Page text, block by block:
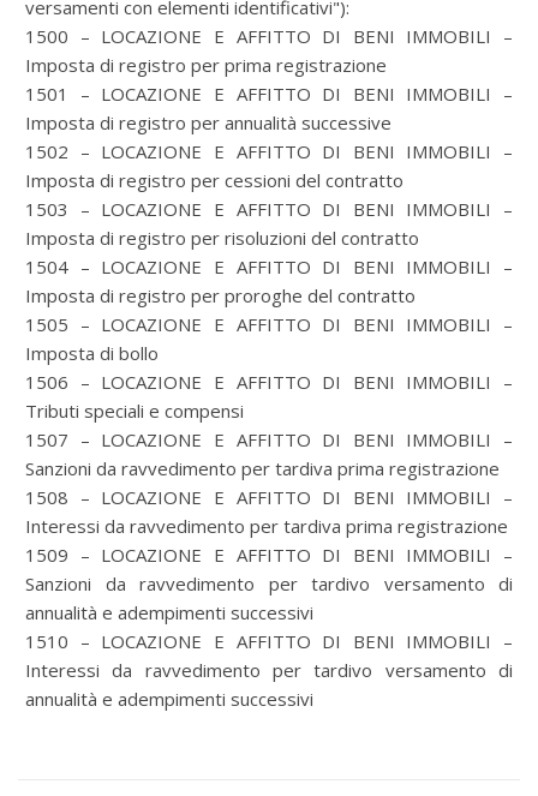
versamenti con elementi identificativi"):
1500 – LOCAZIONE E AFFITTO DI BENI IMMOBILI –
Imposta di registro per prima registrazione
1501 – LOCAZIONE E AFFITTO DI BENI IMMOBILI –
Imposta di registro per annualità successive
1502 – LOCAZIONE E AFFITTO DI BENI IMMOBILI –
Imposta di registro per cessioni del contratto
1503 – LOCAZIONE E AFFITTO DI BENI IMMOBILI –
Imposta di registro per risoluzioni del contratto
1504 – LOCAZIONE E AFFITTO DI BENI IMMOBILI –
Imposta di registro per proroghe del contratto
1505 – LOCAZIONE E AFFITTO DI BENI IMMOBILI –
Imposta di bollo
1506 – LOCAZIONE E AFFITTO DI BENI IMMOBILI –
Tributi speciali e compensi
1507 – LOCAZIONE E AFFITTO DI BENI IMMOBILI –
Sanzioni da ravvedimento per tardiva prima registrazione
1508 – LOCAZIONE E AFFITTO DI BENI IMMOBILI –
Interessi da ravvedimento per tardiva prima registrazione
1509 – LOCAZIONE E AFFITTO DI BENI IMMOBILI –
Sanzioni da ravvedimento per tardivo versamento di
annualità e adempimenti successivi
1510 – LOCAZIONE E AFFITTO DI BENI IMMOBILI –
Interessi da ravvedimento per tardivo versamento di
annualità e adempimenti successivi